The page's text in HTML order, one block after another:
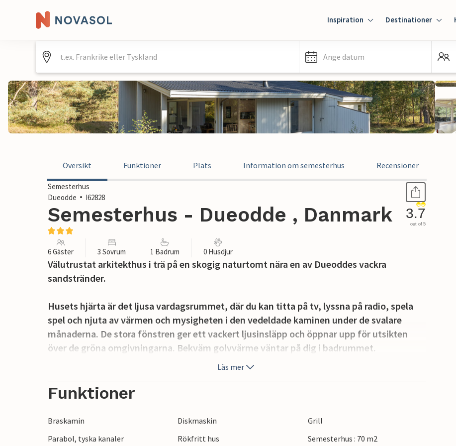
Inspiration Destinationer
Ange datum
Översikt Funktioner Plats Information om semesterhus Recensioner
Semesterhus
Dueodde
I62828
Semesterhus - Dueodde , Danmark 3.7
out of 5
6 Gäster 3 Sovrum 1 Badrum 0 Husdjur
Välutrustat arkitekthus i trä på en skogig naturtomt nära en av Dueoddes vackra
sandstränder.
Husets hjärta är det ljusa vardagsrummet, där du kan titta på tv, lyssna på radio, spela
spel och njuta av värmen och mysigheten i den vedeldade kaminen under de svalare
månaderna. De stora fönstren ger ett vackert ljusinsläpp och öppnar upp för utsikten
över de gröna omgivningarna. Bekväm golvvärme väntar på dig i badrummet.
loungemöbler och grill. Små gäster har gott om utrymme att leka och busa runt huset.
Det är bara en kort promenad till den vackra sandstranden, där Bornholm lever upp till
Läs mer
Funktioner
Braskamin Diskmaskin
Grill
Parabol, tyska kanaler
Rökfritt hus
Semesterhus : 70 m2